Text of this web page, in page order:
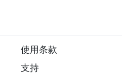
使用条款
支持